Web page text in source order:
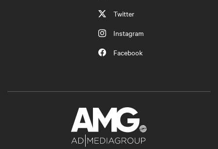
Twitter
Instagram
Facebook